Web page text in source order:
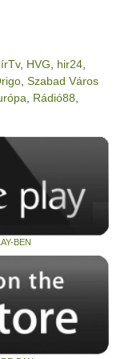
, HVG hir24
Szabad Város
Rádió88
BEN